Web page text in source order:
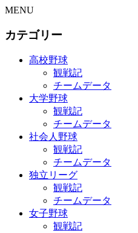
MENU
カテゴリー
高校野球
観戦記
チームデータ
大学野球
観戦記
チームデータ
社会人野球
観戦記
チームデータ
独立リーグ
観戦記
チームデータ
女子野球
観戦記